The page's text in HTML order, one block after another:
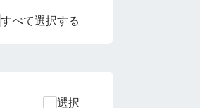
すべて選択する
選択